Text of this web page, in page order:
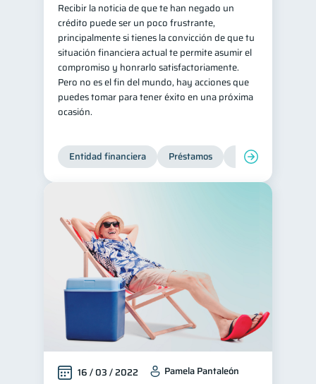
Recibir la noticia de que te han negado un
crédito puede ser un poco frustrante,
principalmente si tienes la convicción de que tu
situación financiera actual te permite asumir el
compromiso y honrarlo satisfactoriamente.
Pero no es el fin del mundo, hay acciones que
puedes tomar para tener éxito en una próxima
ocasión.
Entidad financiera Préstamos Productos
16 / 03 / 2022 Pamela Pantaleón